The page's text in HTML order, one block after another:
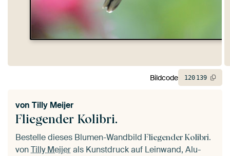
Fliegender Kolibri.
von Tilly Meijer
Bestelle dieses Blumen-Wandbild Fliegender Kolibri.
vonTilly Meijerals Kunstdruck auf Leinwand, Alu-
Bildcode 120 139